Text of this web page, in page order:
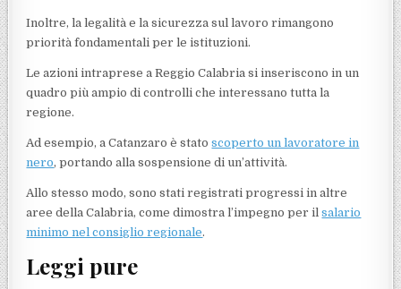
Inoltre, la legalità e la sicurezza sul lavoro rimangono
priorità fondamentali per le istituzioni.
Le azioni intraprese a Reggio Calabria si inseriscono in un
quadro più ampio di controlli che interessano tutta la
regione.
Ad esempio, a Catanzaro è statoscoperto un lavoratore in
nero, portando alla sospensione di un’attività.
Allo stesso modo, sono stati registrati progressi in altre
aree della Calabria, come dimostra l’impegno per ilsalario
minimo nel consiglio regionale.
Leggi pure